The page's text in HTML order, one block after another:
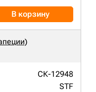
В корзину
СК-12948
STF